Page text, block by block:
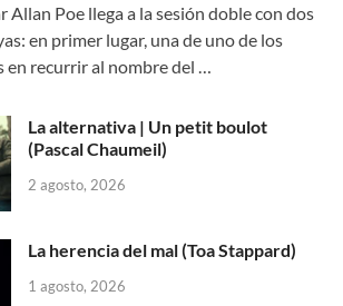
Allan Poe llega a la sesión doble con dos
en primer lugar, una de uno de los
recurrir al nombre del …
La alternativa | Un petit boulot
(Pascal Chaumeil)
2 agosto, 2026
La herencia del mal (Toa Stappard)
1 agosto, 2026